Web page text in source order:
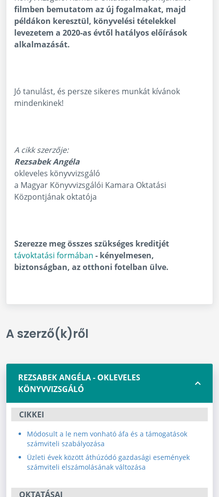
filmben bemutatom az új fogalmakat, majd
példákon keresztül, könyvelési tételekkel
levezetem a 2020-as évtől hatályos előírások
alkalmazását.
Jó tanulást, és persze sikeres munkát kívánok
mindenkinek!
A cikk szerzője:
Rezsabek Angéla
okleveles könyvvizsgáló
a Magyar Könyvvizsgálói Kamara Oktatási
Központjának oktatója
Szerezze meg összes szükséges kreditjét
távoktatási formában - kényelmesen,
biztonságban, az otthoni fotelban ülve.
A szerző(k)ről
REZSABEK ANGÉLA - OKLEVELES
KÖNYVVIZSGÁLÓ
CIKKEI
Módosult a le nem vonható áfa és a támogatások
számviteli szabályozása
Üzleti évek között áthúzódó gazdasági események
számviteli elszámolásának változása
OKTATÁSAI